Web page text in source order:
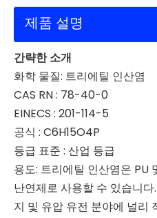
제품 설명
간략한 소개
화학 물질: 트리에틸 인산염
CAS RN : 78-40-0
EINECS : 201-114-5
공식 : C6H15O4P
등급 표준 : 산업 등급
용도: 트리에틸 인산염은 PU
난연제로 사용할 수 있습니
지 및 유압 유전 분야에 널리